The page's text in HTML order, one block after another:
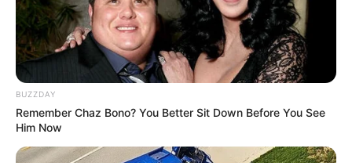
8 Kata Lucu Seputar Malam
Minggu ala Jomblo yang Bikin
Ngenes
BUZZDAY
Remember Chaz Bono? You Better Sit Down Before You See
Him Now